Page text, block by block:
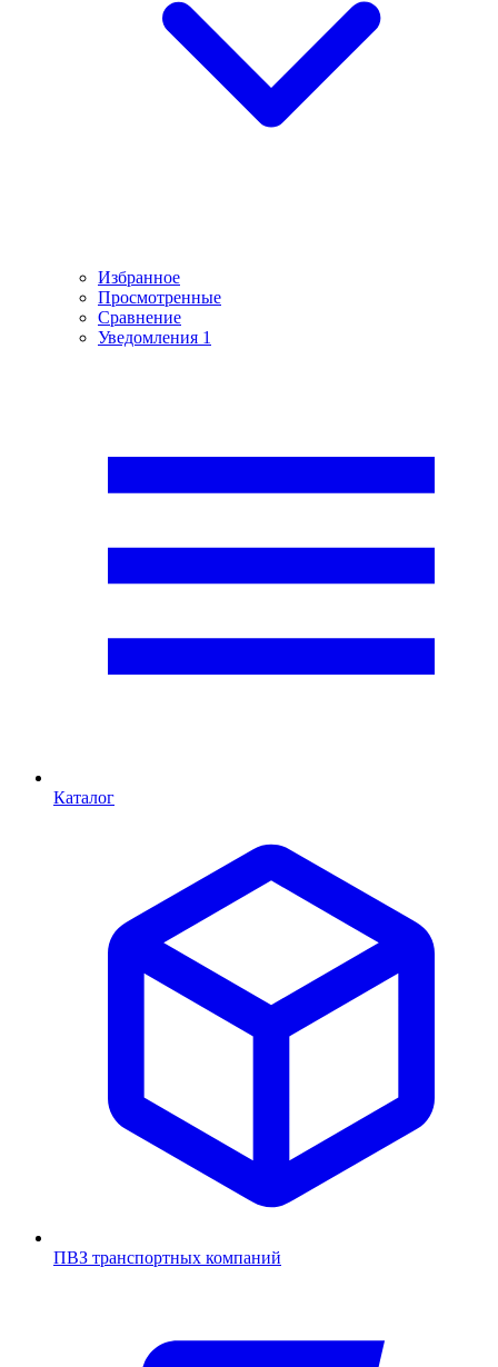
Избранное
Просмотренные
Сравнение
Уведомления 1
Каталог
ПВЗ транспортных компаний